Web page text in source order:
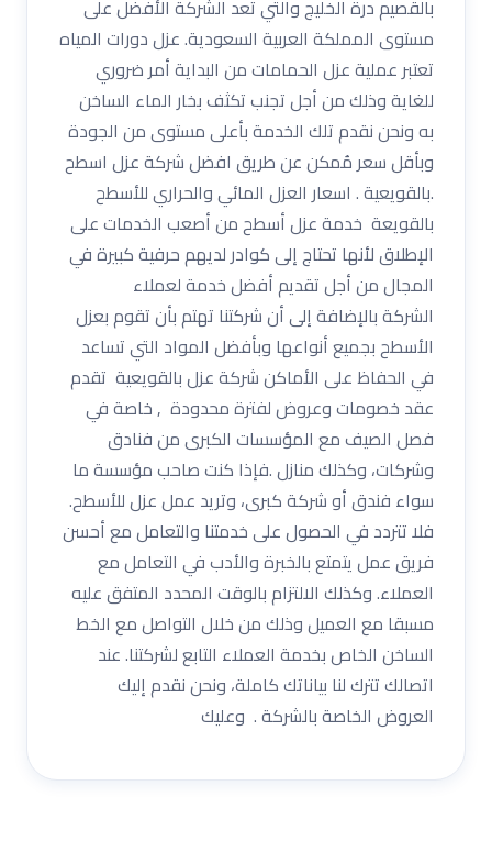
بالقصيم درة الخليج والتي تعد الشركة الأفضل على
مستوى المملكة العربية السعودية. عزل دورات المياه
تعتبر عملية عزل الحمامات من البداية أمر ضروري
للغاية وذلك من أجل تجنب تكثف بخار الماء الساخن
به ونحن نقدم تلك الخدمة بأعلى مستوى من الجودة
وبأقل سعر مُمكن عن طريق افضل شركة عزل اسطح
.بالقويعية . اسعار العزل المائي والحراري للأسطح
بالقويعة خدمة عزل أسطح من أصعب الخدمات على
الإطلاق لأنها تحتاج إلى كوادر لديهم حرفية كبيرة في
المجال من أجل تقديم أفضل خدمة لعملاء
الشركة بالإضافة إلى أن شركتنا تهتم بأن تقوم بعزل
الأسطح بجميع أنواعها وبأفضل المواد التي تساعد
في الحفاظ على الأماكن شركة عزل بالقويعية تقدم
عقد خصومات وعروض لفترة محدودة , خاصة في
فصل الصيف مع المؤسسات الكبرى من فنادق
وشركات، وكذلك منازل .فإذا كنت صاحب مؤسسة ما
سواء فندق أو شركة كبرى، وتريد عمل عزل للأسطح.
فلا تتردد في الحصول على خدمتنا والتعامل مع أحسن
فريق عمل يتمتع بالخبرة والأدب في التعامل مع
العملاء. وكذلك الالتزام بالوقت المحدد المتفق عليه
مسبقا مع العميل وذلك من خلال التواصل مع الخط
الساخن الخاص بخدمة العملاء التابع لشركتنا. عند
اتصالك تترك لنا بياناتك كاملة، ونحن نقدم إليك
العروض الخاصة بالشركة . وعليك